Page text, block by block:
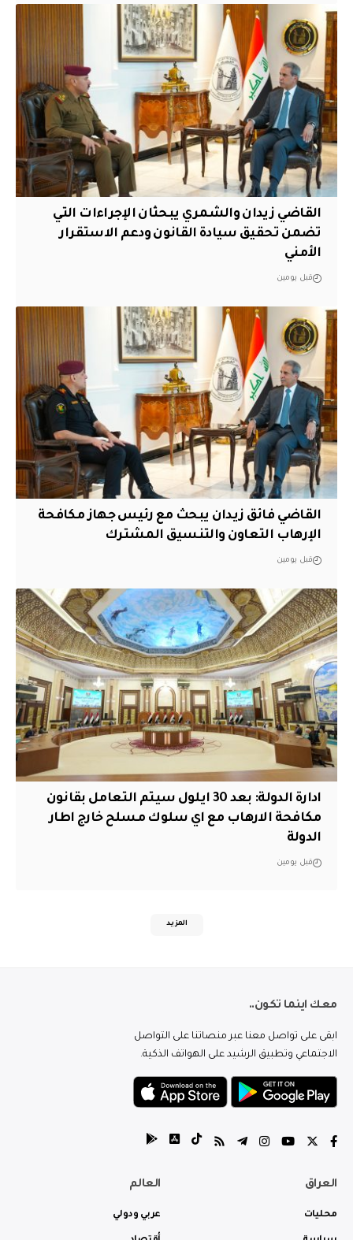
القاضي زيدان والشمري يبحثان الإجراءات التي
تضمن تحقيق سيادة القانون ودعم الاستقرار
الأمني
قبل يومين
القاضي فائق زيدان يبحث مع رئيس جهاز مكافحة
الإرهاب التعاون والتنسيق المشترك
قبل يومين
ادارة الدولة: بعد 30 ايلول سيتم التعامل بقانون
مكافحة الارهاب مع اي سلوك مسلح خارج اطار
الدولة
قبل يومين
المزيد
معك اينما تكون..
ابقى على تواصل معنا عبر منصاتنا على التواصل
الاجتماعي وتطبيق الرشيد على الهواتف الذكية.
العراق
محليات
العالم
عربي ودولي